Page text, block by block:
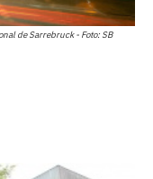
de Sarrebruck - Foto: SB